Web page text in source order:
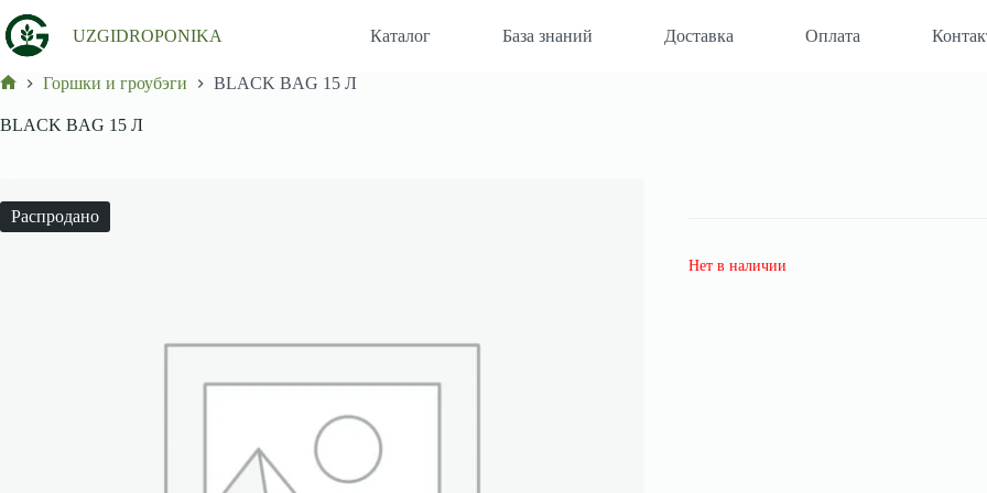
к
сути
UZGIDROPONIKA Каталог База знаний Доставка Оплата
Горшки и гроубэги BLACK BAG 15 Л
BLACK BAG 15 Л
Распродано
Нет в наличии